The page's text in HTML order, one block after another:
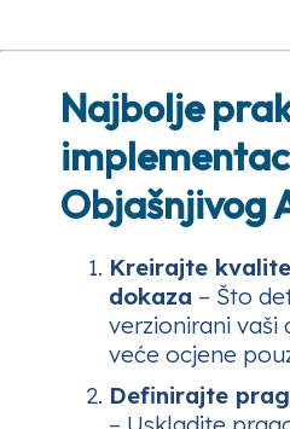
Najbolje
Objašnjivog
Kreirajte
dokaza – Što
verzionirani vaši
veće ocjene
Definirajte